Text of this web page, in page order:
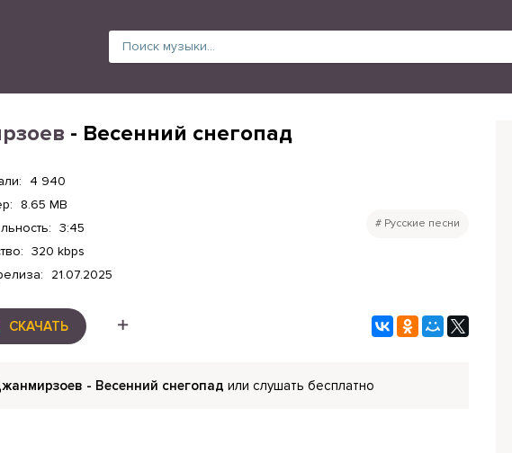
- Весенний снегопад
4 940
8.65 MB
3:45
320 kbps
21.07.2025
Русские песни
СКАЧАТЬ
- Весенний снегопад или слушать бесплатно